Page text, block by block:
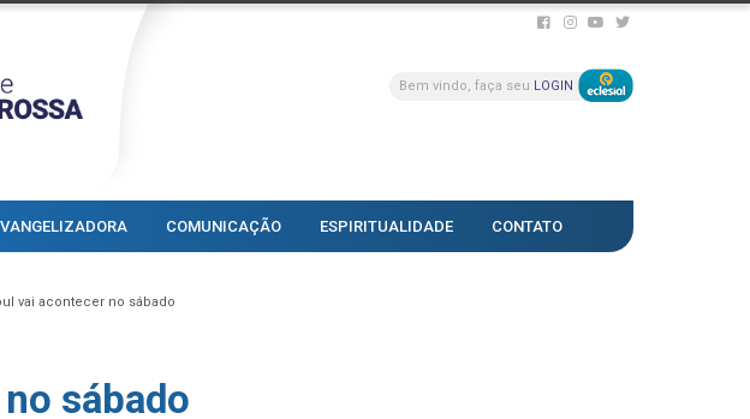
Bem vindo, faça seu LOGIN
COMUNICAÇÃO ESPIRITUALIDADE CONTATO
vai acontecer no sábado
sábado